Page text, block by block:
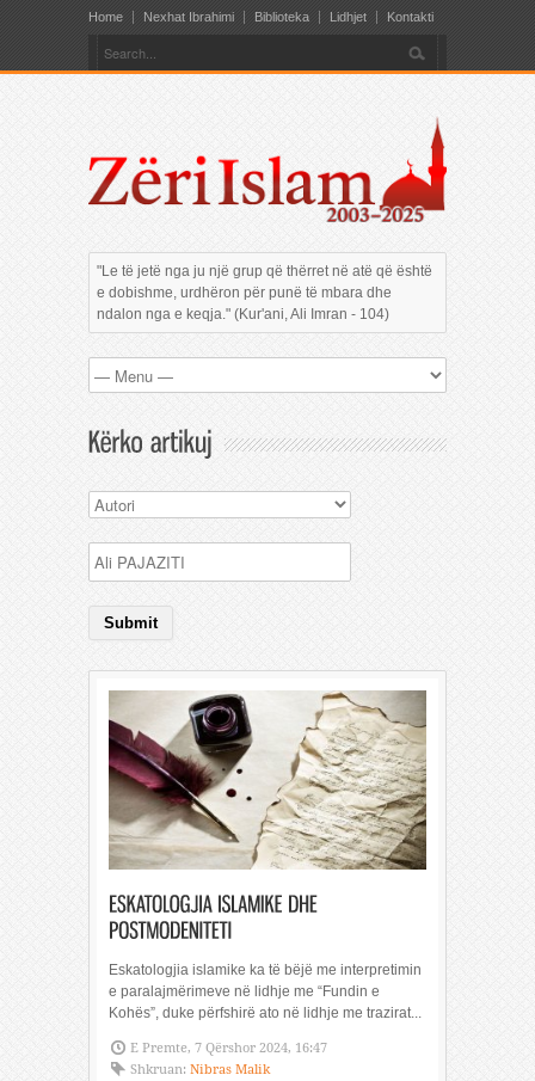
Home Nexhat Ibrahimi Biblioteka Lidhjet Kontakti
"Le të jetë nga ju një grup që thërret në atë që është
e dobishme, urdhëron për punë të mbara dhe
ndalon nga e keqja." (Kur'ani, Ali Imran - 104)
Eskatologjia islamike ka të bëjë me interpretimin
e paralajmërimeve në lidhje me “Fundin e
Kohës”, duke përfshirë ato në lidhje me trazirat...
E Premte, 7 Qërshor 2024, 16:47
Shkruan: Nibras Malik